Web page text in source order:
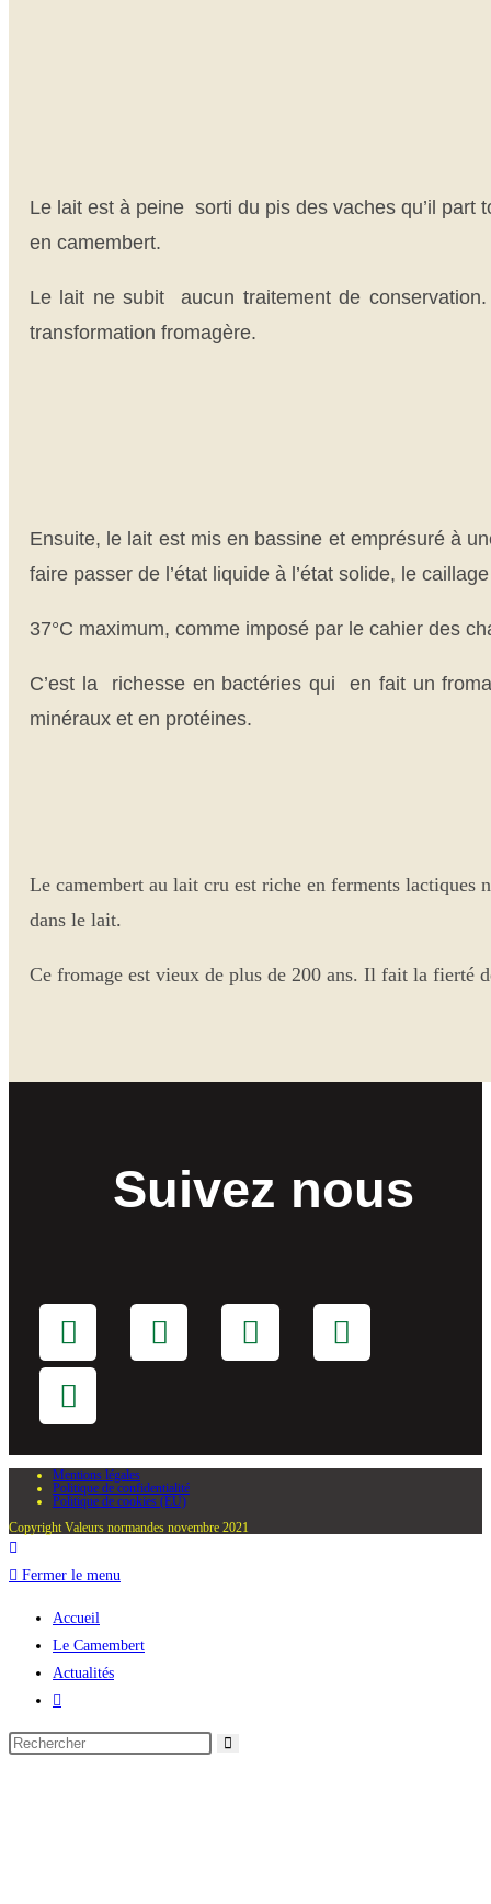
Le lait est à peine sorti du pis des vaches qu’il
en camembert.
Le lait ne subit aucun traitement de
transformation fromagère.
Ensuite, le lait est mis en bassine et emprésuré à
faire passer de l’état liquide à l’état solide, le
37°C maximum, comme imposé par le cahier des
C’est la richesse en bactéries qui en fait un
minéraux et en protéines.
Le camembert au lait cru est riche en ferments lactiques
dans le lait.
Ce fromage est vieux de plus de 200 ans. Il fait la fierté
Suivez nous
Mentions légales
Politique de confidentialité
Politique de cookies (EU)
Copyright Valeurs normandes novembre 2021
Fermer le menu
Accueil
Le Camembert
Actualités